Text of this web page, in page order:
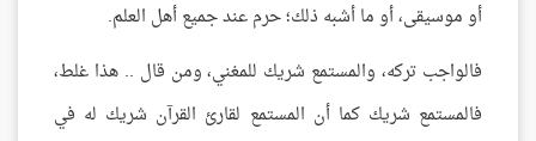
أو موسيقى، أو ما أشبه ذلك؛ حرم عند جميع أهل العلم.
فالواجب تركه، والمستمع شريك للمغني، ومن قال .. هذا غلط،
فالمستمع شريك كما أن المستمع لقارئ القرآن شريك له في